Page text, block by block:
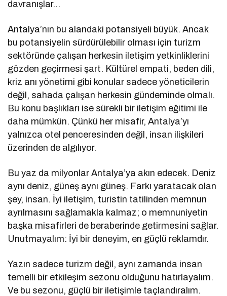
davranışlar…
Antalya’nın bu alandaki potansiyeli büyük. Ancak
bu potansiyelin sürdürülebilir olması için turizm
sektöründe çalışan herkesin iletişim yetkinliklerini
gözden geçirmesi şart. Kültürel empati, beden dili,
kriz anı yönetimi gibi konular sadece yöneticilerin
değil, sahada çalışan herkesin gündeminde olmalı.
Bu konu başlıkları ise sürekli bir iletişim eğitimi ile
daha mümkün. Çünkü her misafir, Antalya’yı
yalnızca otel penceresinden değil, insan ilişkileri
üzerinden de algılıyor.
Bu yaz da milyonlar Antalya’ya akın edecek. Deniz
aynı deniz, güneş aynı güneş. Farkı yaratacak olan
şey, insan. İyi iletişim, turistin tatilinden memnun
ayrılmasını sağlamakla kalmaz; o memnuniyetin
başka misafirleri de beraberinde getirmesini sağlar.
Unutmayalım: İyi bir deneyim, en güçlü reklamdır.
Yazın sadece turizm değil, aynı zamanda insan
temelli bir etkileşim sezonu olduğunu hatırlayalım.
Ve bu sezonu, güçlü bir iletişimle taçlandıralım.